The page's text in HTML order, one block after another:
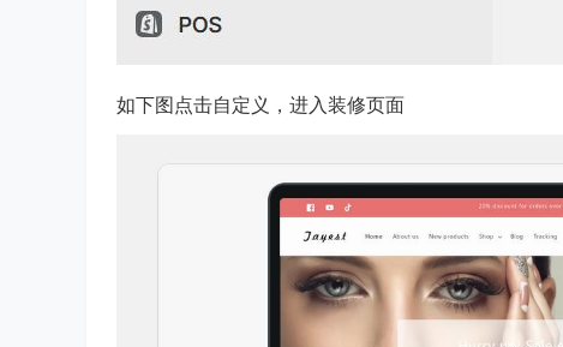
如下图点击自定义，进入装修页面